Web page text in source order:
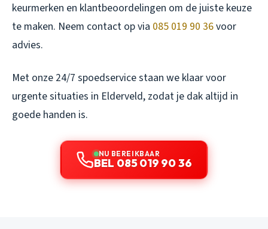
keurmerken en klantbeoordelingen om de juiste keuze
te maken. Neem contact op via 085 019 90 36voor
advies.
Met onze 24/7 spoedservice staan we klaar voor
urgente situaties in Elderveld, zodat je dak altijd in
goede handen is.
NU BEREIKBAAR
BEL 085 019 90 36